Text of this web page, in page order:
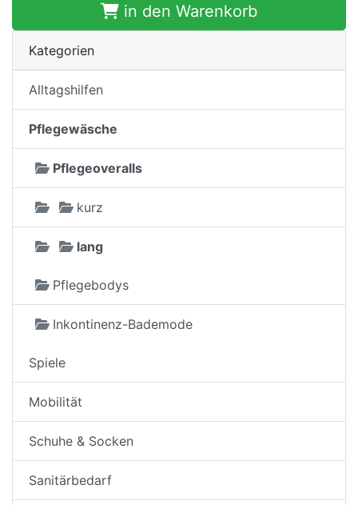
in den Warenkorb
Kategorien
Alltagshilfen
Pflegewäsche
Pflegeoveralls
kurz
lang
Pflegebodys
Inkontinenz-Bademode
Spiele
Mobilität
Schuhe & Socken
Sanitärbedarf